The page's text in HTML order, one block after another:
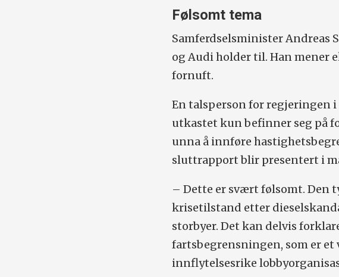
Følsomt tema
Samferdselsminister Andreas
og Audi holder til. Han mener
fornuft.
En talsperson for regjeringen
utkastet kun befinner seg på
unna å innføre
sluttrapport blir presentert i
– Dette er svært følsomt. Den
krisetilstand etter
storbyer. Det kan delvis
fartsbegrensningen, som er
innflytelsesrike